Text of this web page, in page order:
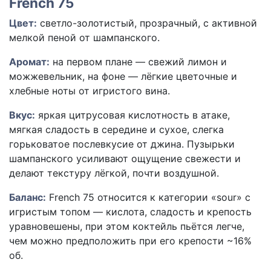
Цвет: светло-золотистый, прозрачный, с активной
мелкой пеной от шампанского.
Аромат: на первом плане — свежий лимон и
можжевельник, на фоне — лёгкие цветочные и
хлебные ноты от игристого вина.
Вкус: яркая цитрусовая кислотность в атаке,
мягкая сладость в середине и сухое, слегка
горьковатое послевкусие от джина. Пузырьки
шампанского усиливают ощущение свежести и
делают текстуру лёгкой, почти воздушной.
Баланс: French 75 относится к категории «sour» с
игристым топом — кислота, сладость и крепость
уравновешены, при этом коктейль пьётся легче,
чем можно предположить при его крепости ~16%
об.